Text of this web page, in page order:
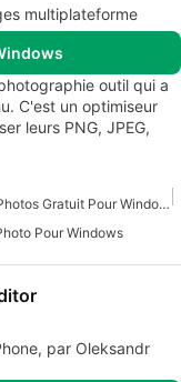
multiplateforme
outil qui a
C'est un optimiseur
leurs PNG, JPEG,
Éditeur De Photos Gratuit Pour Windows
Pour Windows
par Oleksandr